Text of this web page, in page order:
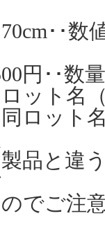
70cm･･
円･･数
ット名（
ット名
と違う
ご注意